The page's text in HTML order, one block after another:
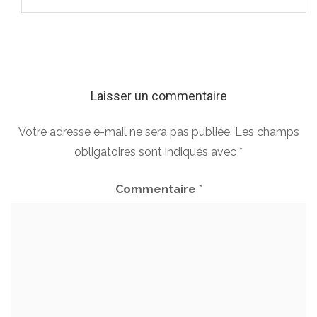
Laisser un commentaire
Votre adresse e-mail ne sera pas publiée. Les champs
obligatoires sont indiqués avec *
Commentaire *